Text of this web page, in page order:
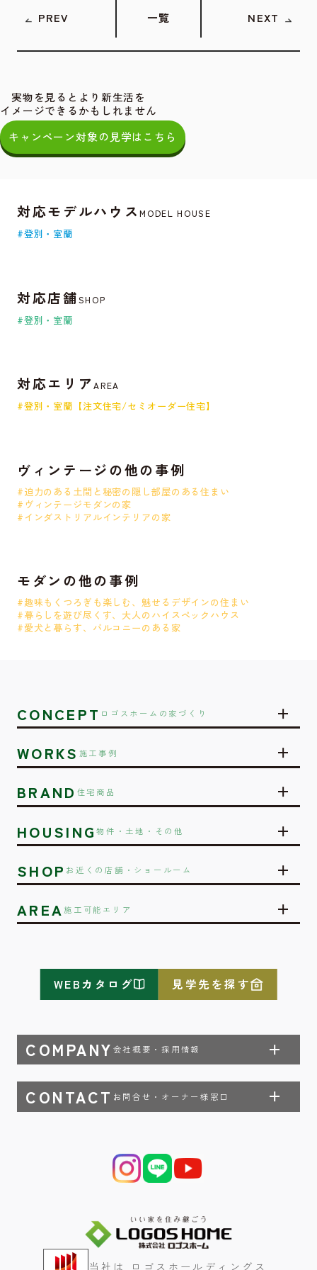
PREV 一覧 NEXT
実物を見るとより新生活を
イメージできるかもしれません
キャンペーン対象の見学はこちら
対応モデルハウスMODEL HOUSE
#登別・室蘭
対応店舗SHOP
#登別・室蘭
対応エリアAREA
#登別・室蘭【注文住宅/セミオーダー住宅】
ヴィンテージの他の事例
#迫力のある土間と秘密の隠し部屋のある住まい
#ヴィンテージモダンの家
#インダストリアルインテリアの家
モダンの他の事例
#趣味もくつろぎも楽しむ、魅せるデザインの住まい
#暮らしを遊び尽くす、大人のハイスペックハウス
#愛犬と暮らす、バルコニーのある家
CONCEPT ロゴスホームの家づくり
WORKS 施工事例
BRAND 住宅商品
HOUSING物件・土地・その他
SHOP お近くの店舗・ショールーム
AREA施工可能エリア
COMPANY 会社概要・採用情報
CONTACT お問合せ・オーナー様窓口
WEBカタログ 見学先を探す
当社は ロゴスホールディングス